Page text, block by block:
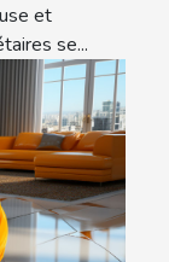
et
se...